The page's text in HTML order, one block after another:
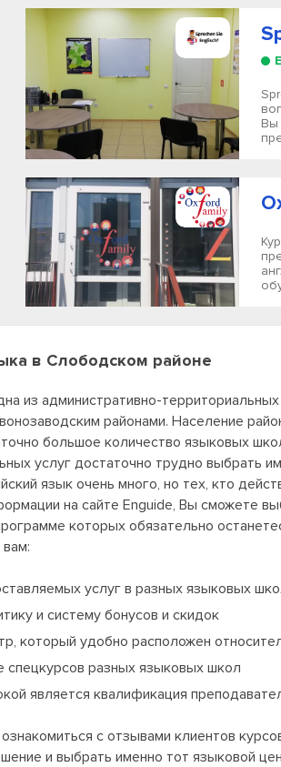
в Слободском районе
из административно-
районами. Население
большое количество языковых
услуг достаточно трудно выбрать
язык очень много, но тех, кто
на сайте Enguide, Вы сможете
которых обязательно
услуг в разных языковых
и систему бонусов и скидок
который удобно расположен
спецкурсов разных языковых школ
является квалификация
с отзывами клиентов
и выбрать именно тот языковой
Вы